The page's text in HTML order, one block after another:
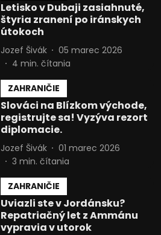
Letisko v Dubaji zasiahnuté,
štyria zranení po iránskych
útokoch
Jozef Šivák
05 marec 2026
4 min. čítania
ZAHRANIČIE
Slováci na Blízkom východe,
registrujte sa! Vyzýva rezort
diplomacie.
Jozef Šivák
01 marec 2026
3 min. čítania
ZAHRANIČIE
Uviazli ste v Jordánsku?
Repatriačný let z Ammánu
vypravia v utorok